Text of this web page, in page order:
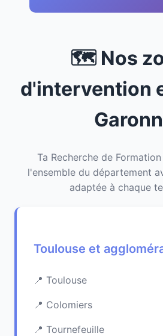
🗺️ Nos
d'intervention
Ta Recherche de
l'ensemble du département
adaptée à chaque
Toulouse et
Toulouse
Colomiers
Tournefeuille